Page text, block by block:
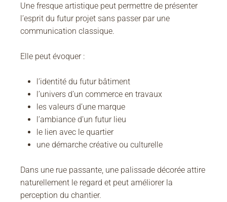
Une fresque artistique peut permettre de présenter
l’esprit du futur projet sans passer par une
communication classique.
Elle peut évoquer :
l’identité du futur bâtiment
l’univers d’un commerce en travaux
les valeurs d’une marque
l’ambiance d’un futur lieu
le lien avec le quartier
une démarche créative ou culturelle
Dans une rue passante, une palissade décorée attire
naturellement le regard et peut améliorer la
perception du chantier.